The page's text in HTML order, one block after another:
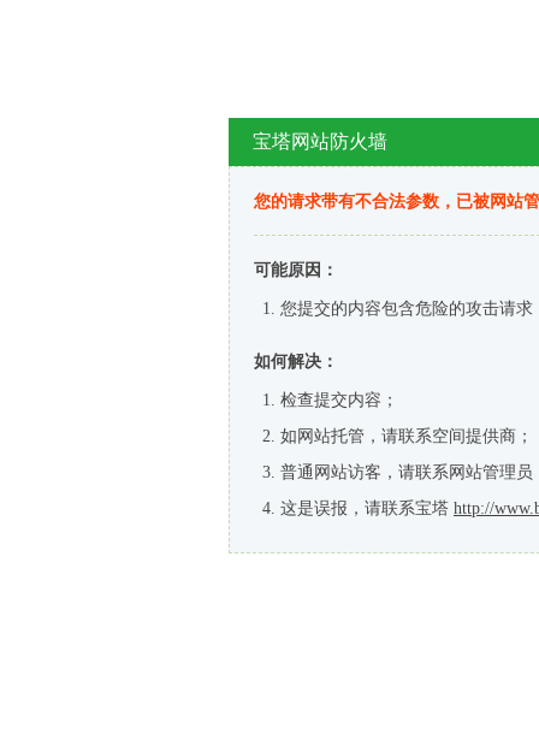
宝塔网站防火墙
您的请求带有不合法参数，已被网站
可能原因：
您提交的内容包含危险的攻击请求
如何解决：
检查提交内容；
如网站托管，请联系空间提供商；
普通网站访客，请联系网站管理员
这是误报，请联系宝塔 http://